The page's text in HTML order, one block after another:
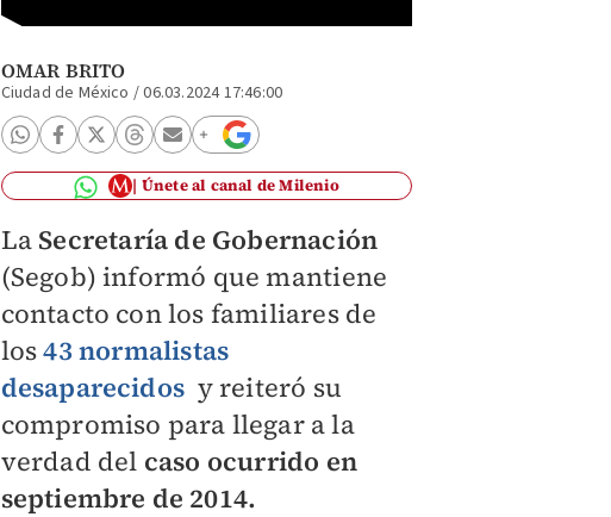
OMAR BRITO
Ciudad de México /06.03.2024 17:46:00
Únete al canal de Milenio
La Secretaría de Gobernación
(Segob) informó que mantiene
contacto con los familiares de
los43 normalistas
desaparecidos y reiteró su
compromiso para llegar a la
verdad del caso ocurrido en
septiembre de 2014.